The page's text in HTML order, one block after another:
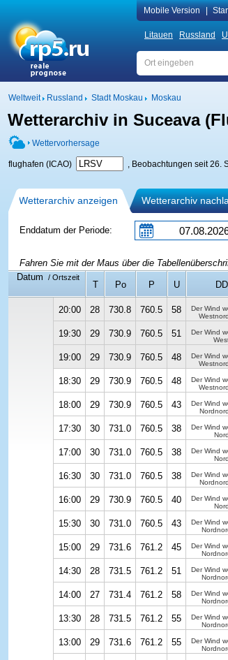
Mobile Version
Litauen Russland
Weltweit Russland Stadt Moskau Moskau
Wetterarchiv in Suceava
Wettervorhersage
flughafen (ICAO) , Beobachtungen seit 26.
Wetterarchiv anzeigen Wetterarchiv
Enddatum der Periode:
Fahren Sie mit der Maus über die
Datum
/ Ortszeit
T Po P U DD
20:00 28 730.8 760.5 58
Der Wind
19:30 29 730.9 760.5 51
Der Wind
19:00 29 730.9 760.5 48
Der Wind
18:30 29 730.9 760.5 48
Der Wind
18:00 29 730.9 760.5 43
Der Wind
17:30 30 731.0 760.5 38
Der Wind
Nord
17:00 30 731.0 760.5 38
Der Wind
Nord
16:30 30 731.0 760.5 38
Der Wind
16:00 29 730.9 760.5 40
Der Wind
Nord
15:30 30 731.0 760.5 43
Der Wind
15:00 29 731.6 761.2 45
Der Wind
14:30 28 731.5 761.2 51
Der Wind
14:00 27 731.4 761.2 58
Der Wind
13:30 28 731.5 761.2 55
Der Wind
13:00 29 731.6 761.2 55
Der Wind